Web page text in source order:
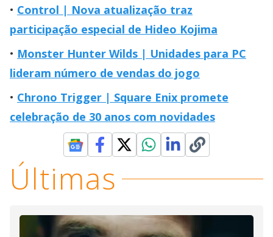
Control | Nova atualização traz
participação especial de Hideo Kojima
Monster Hunter Wilds | Unidades para PC
lideram número de vendas do jogo
Chrono Trigger | Square Enix promete
celebração de 30 anos com novidades
Últimas